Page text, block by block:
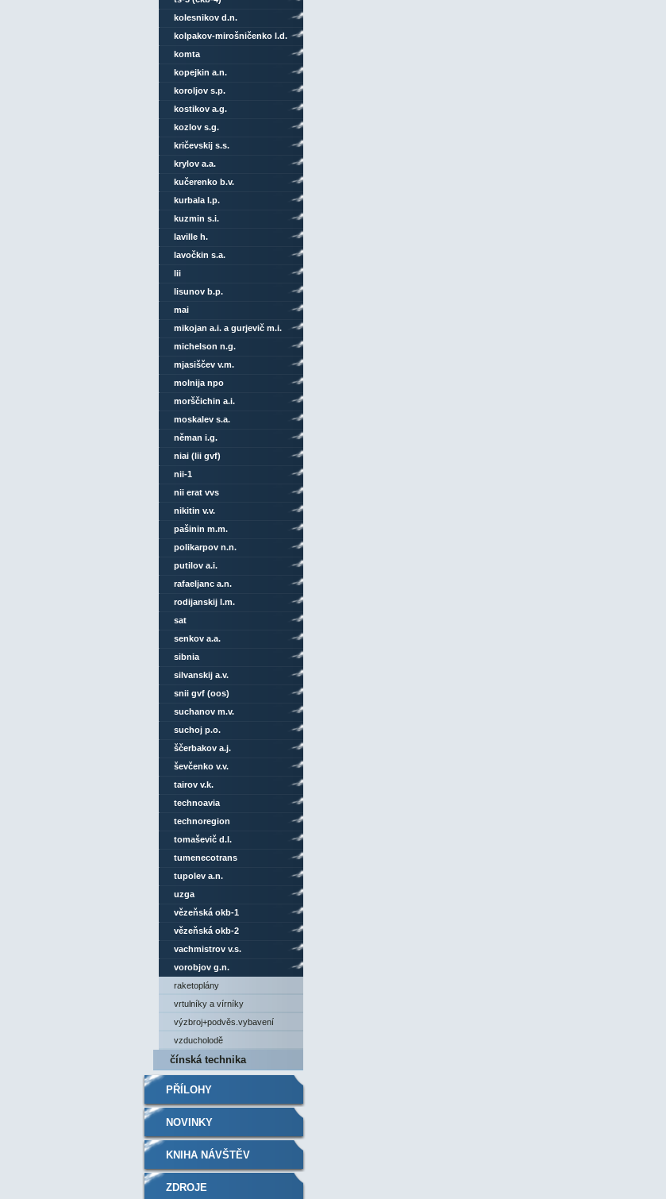
kolesnikov d.n.
kolpakov-mirošničenko l.d.
komta
kopejkin a.n.
koroljov s.p.
kostikov a.g.
kozlov s.g.
kričevskij s.s.
krylov a.a.
kučerenko b.v.
kurbala l.p.
kuzmin s.i.
laville h.
lavočkin s.a.
lii
lisunov b.p.
mai
mikojan a.i. a gurjevič m.i.
michelson n.g.
mjasiščev v.m.
molnija npo
morščichin a.i.
moskalev s.a.
něman i.g.
niai (lii gvf)
nii-1
nii erat vvs
nikitin v.v.
pašinin m.m.
polikarpov n.n.
putilov a.i.
rafaeljanc a.n.
rodijanskij l.m.
sat
senkov a.a.
sibnia
silvanskij a.v.
snii gvf (oos)
suchanov m.v.
suchoj p.o.
ščerbakov a.j.
ševčenko v.v.
tairov v.k.
technoavia
technoregion
tomaševič d.l.
tumenecotrans
tupolev a.n.
uzga
vězeňská okb-1
vězeňská okb-2
vachmistrov v.s.
vorobjov g.n.
raketoplány
vrtulníky a vírníky
výzbroj+podvěs.vybavení
vzducholodě
čínská technika
PŘÍLOHY
NOVINKY
KNIHA NÁVŠTĚV
ZDROJE